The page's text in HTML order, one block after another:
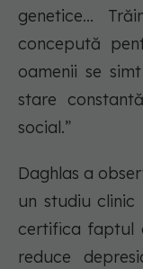
genetice...
concepută
oamenii se
stare
social.”
Daghlas a
un studiu
certifica faptul
reduce